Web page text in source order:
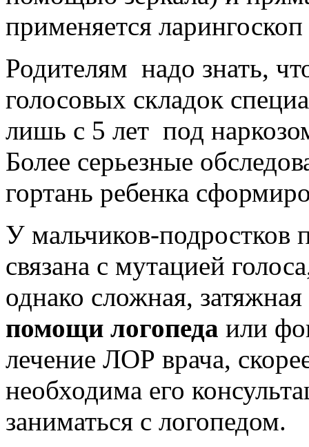
применяется
Родителям надо знать,
голосовых складок
лишь с 5 лет под
Более серьезные
гортань ребенка
У мальчиков-подростков
связана с мутацией
однако сложная,
помощи логопеда или
лечение ЛОР врача,
необходима его
заниматься с логопедом.